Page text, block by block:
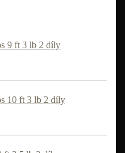
9 ft 3 lb 2 díly
10 ft 3 lb 2 díly